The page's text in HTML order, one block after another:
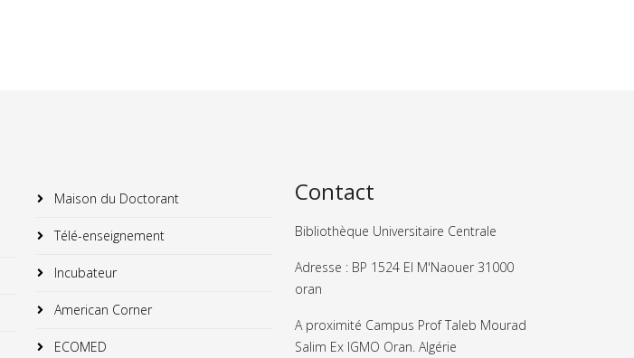
Maison du Doctorant
Télé-enseignement
Incubateur
American Corner
ECOMED
Contact
Bibliothèque Universitaire Centrale
Adresse : BP 1524 El M'Naouer 31000
oran
A proximité Campus Prof Taleb Mourad
Salim Ex IGMO Oran. Algérie